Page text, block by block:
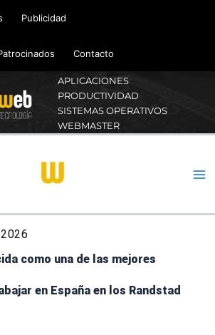
Publicidad
Contacto
APLICACIONES
PRODUCTIVIDAD
SISTEMAS OPERATIVOS
WEBMASTER
como una de las mejores
en España en los Randstad